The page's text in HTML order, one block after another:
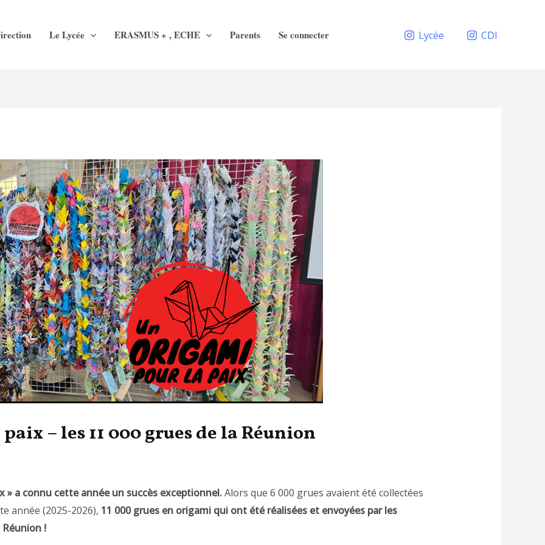
Le Lycée ERASMUS + , ECHE Parents Se connecter Lycée CDI
– les 11 000 grues de la Réunion
» a connu cette année un succès exceptionnel.Alors que 6 000 grues avaient été collectées
année (2025-2026), 11 000 grues en origami qui ont été réalisées et envoyées par les
Réunion !